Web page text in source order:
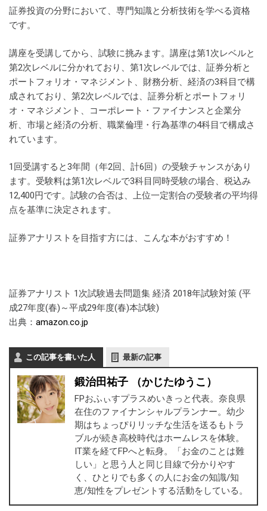
証券投資の分野において、専門知識と分析技術を学べる資格
です。
講座を受講してから、試験に挑みます。講座は第1次レベルと
第2次レベルに分かれており、第1次レベルでは、証券分析と
ポートフォリオ・マネジメント、財務分析、経済の3科目で構
成されており、第2次レベルでは、証券分析とポートフォリ
オ・マネジメント、コーポレート・ファイナンスと企業分
析、市場と経済の分析、職業倫理・行為基準の4科目で構成さ
れています。
1回受講すると3年間（年2回、計6回）の受験チャンスがあり
ます。受験料は第1次レベルで3科目同時受験の場合、税込み
12,400円です。試験の合否は、上位一定割合の受験者の平均得
点を基準に決定されます。
証券アナリストを目指す方には、こんな本がおすすめ！
証券アナリスト 1次試験過去問題集 経済 2018年試験対策 (平
成27年度(春)～平成29年度(春)本試験)
出典： amazon.co.jp
この記事を書いた人 最新の記事
鍛治田祐子 （かじたゆうこ）
FPおふぃすプラスめいきっと代表。奈良県
在住のファイナンシャルプランナー。幼少
期はちょっぴりリッチな生活を送るもトラ
ブルが続き高校時代はホームレスを体験。
IT業を経てFPへと転身。「お金のことは難
しい」と思う人と同じ目線で分かりやす
く、ひとりでも多くの人にお金の知識/知
恵/知性をプレゼントする活動をしている。